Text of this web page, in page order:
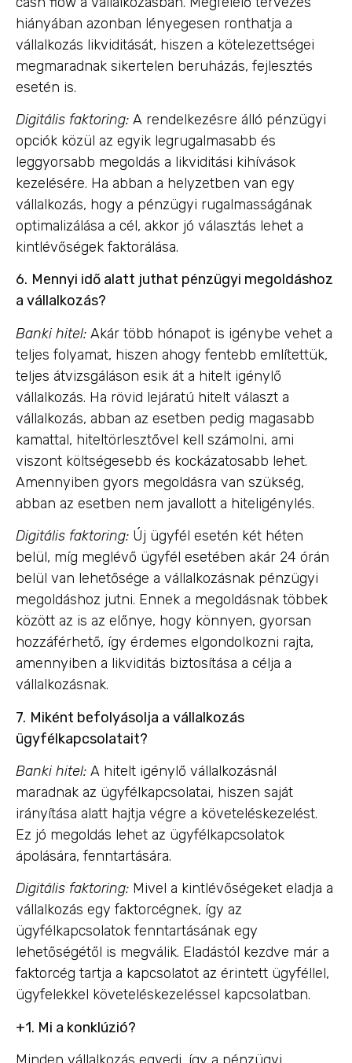
hiányában azonban lényegesen ronthatja a
vállalkozás likviditását, hiszen a kötelezettségei
megmaradnak sikertelen beruházás, fejlesztés
esetén is.
Digitális faktoring: A rendelkezésre álló pénzügyi
opciók közül az egyik legrugalmasabb és
leggyorsabb megoldás a likviditási kihívások
kezelésére. Ha abban a helyzetben van egy
vállalkozás, hogy a pénzügyi rugalmasságának
optimalizálása a cél, akkor jó választás lehet a
kintlévőségek faktorálása.
6. Mennyi idő alatt juthat pénzügyi megoldáshoz
a vállalkozás?
Banki hitel: Akár több hónapot is igénybe vehet a
teljes folyamat, hiszen ahogy fentebb említettük,
teljes átvizsgáláson esik át a hitelt igénylő
vállalkozás. Ha rövid lejáratú hitelt választ a
vállalkozás, abban az esetben pedig magasabb
kamattal, hiteltörlesztővel kell számolni, ami
viszont költségesebb és kockázatosabb lehet.
Amennyiben gyors megoldásra van szükség,
abban az esetben nem javallott a hiteligénylés.
Digitális faktoring: Új ügyfél esetén két héten
belül, míg meglévő ügyfél esetében akár 24 órán
belül van lehetősége a vállalkozásnak pénzügyi
megoldáshoz jutni. Ennek a megoldásnak többek
között az is az előnye, hogy könnyen, gyorsan
hozzáférhető, így érdemes elgondolkozni rajta,
amennyiben a likviditás biztosítása a célja a
vállalkozásnak.
7. Miként befolyásolja a vállalkozás
ügyfélkapcsolatait?
Banki hitel: A hitelt igénylő vállalkozásnál
maradnak az ügyfélkapcsolatai, hiszen saját
irányítása alatt hajtja végre a követeléskezelést.
Ez jó megoldás lehet az ügyfélkapcsolatok
ápolására, fenntartására.
Digitális faktoring: Mivel a kintlévőségeket eladja a
vállalkozás egy faktorcégnek, így az
ügyfélkapcsolatok fenntartásának egy
lehetőségétől is megválik. Eladástól kezdve már a
faktorcég tartja a kapcsolatot az érintett ügyféllel,
ügyfelekkel követeléskezeléssel kapcsolatban.
+1. Mi a konklúzió?